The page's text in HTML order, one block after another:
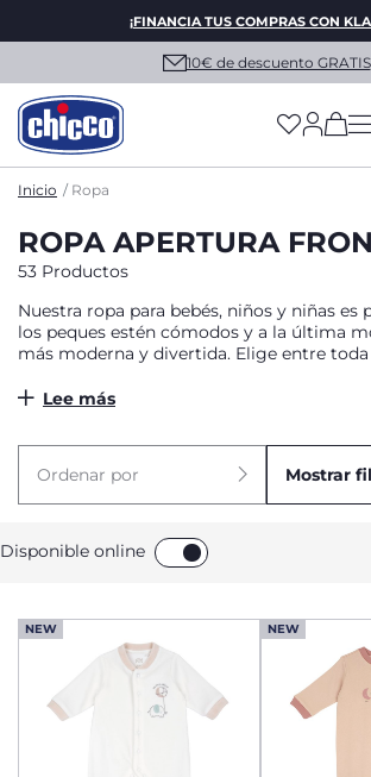
¡FINANCIA TUS COMPRAS CON
10€ de descuento GRATIS
Inicio Ropa
ROPA APERTURA
53 Productos
Nuestra ropa para bebés, niños y niñas es
los peques estén cómodos y a la última
más moderna y divertida. Elige entre
las prendas más fresquitas y ligeras para el
Lee más
Ordenar por Mostrar
Disponible online
NEW NEW